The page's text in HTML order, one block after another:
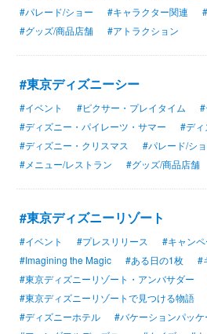
#パレード/ショー
#キャラクター関連
#グッズ/商品店舗
#アトラクション
#東京ディズニーシー
#イベント #ピクサー・プレイタイム
#ディズニー・パイレーツ・サマー
#ディ
#ディズニー・クリスマス
#パレード/シ
#メニュー/レストラン
#グッズ/商品店舗
#東京ディズニーリゾート
#イベント #プレスリリース
#キャン
#Imagining the Magic
#ある日の1枚
#
#東京ディズニーリゾート・アンバサダー
#東京ディズニーリゾートで見つける物語
#ディズニーホテル
#バケーションパッケ